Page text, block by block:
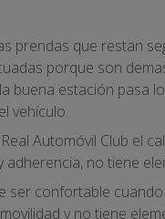
prendas que restan
porque son
buena estación pasa
vehículo.
Automóvil Club el
adherencia, no tiene
ser confortable
y no tiene